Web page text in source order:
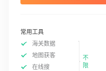
常用工具
海关数据
地图获客
在线搜
不
限